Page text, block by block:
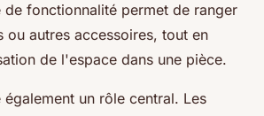
de fonctionnalité permet de ranger
ou autres accessoires, tout en
de l'espace dans une pièce.
un rôle central. Les